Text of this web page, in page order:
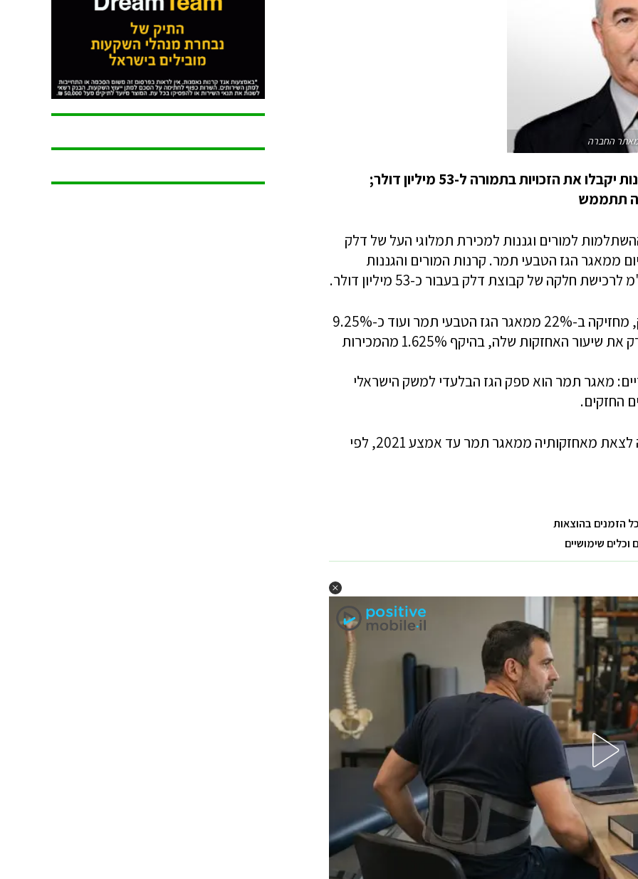
החברה
לפי ההסכם, קרנות ההשתלמות למורים וגננות יקבלו את הזכויות בתמורה ל-53 מיליון דולר;
תתממש
למורים וגננות למכירת תמלוגי העל של דלק
ממאגר הגז הטבעי תמר. קרנות המורים והגננות
חלקה של קבוצת דלק בעבור כ-53 מיליון דולר.
כיום דלק קידוחים, שפועלת תחת קבוצת דלק, מחזיקה ב-22% ממאגר הגז הטבעי תמר ועוד כ-9.25%
דרך תמר פטרוליום, והיא מוכרת בשלב הזה רק את שיעור האחזקות שלה, בהיקף 1.625% מהמכירות
מאגר תמר הוא ספק הגז הבלעדי למשק הישראלי
החזקים.
דלק משלימה במהלך זה את ההתחייבות שלה לצאת מאחזקותיה ממאגר תמר עד אמצע 2021, לפי
הזמנים בהוצאות
שימושיים